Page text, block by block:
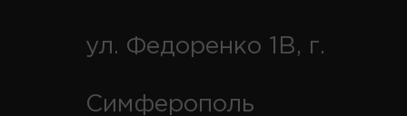
ул. Федоренко 1В, г.
Симферополь